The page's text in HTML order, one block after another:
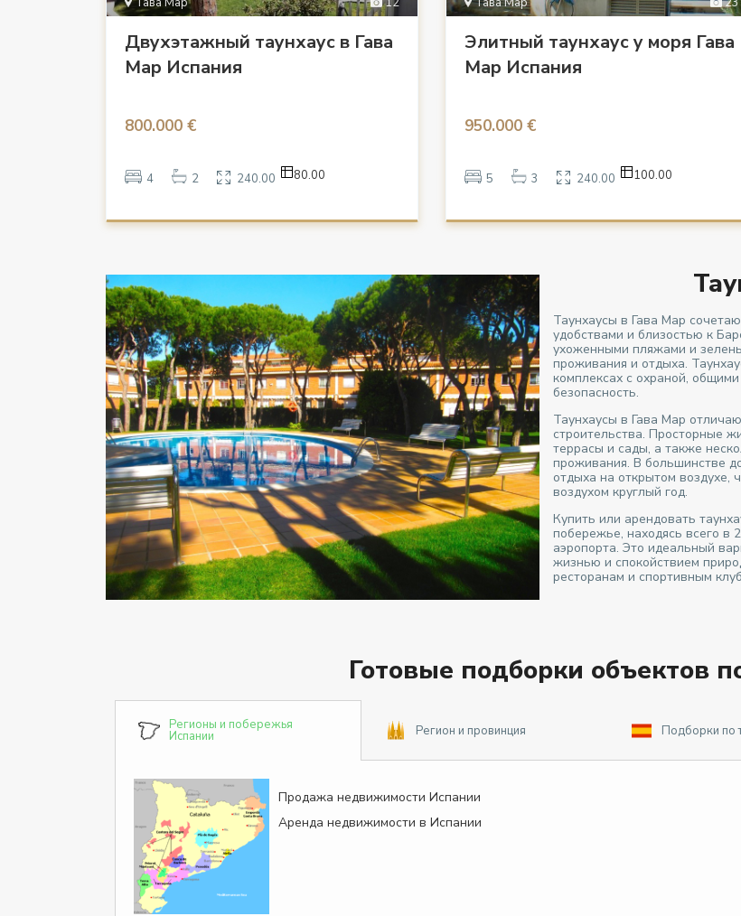
Двухэтажный таунхаус в Гава
Мар Испания
800.000 €
4 2 240.00 80.00
Элитный таунхаус у моря Гава
Мар Испания
950.000 €
5 3 240.00 100.00
Таунхаусы в Гава Мар
удобствами и близостью к
ухоженными пляжами и
проживания и отдыха.
комплексах с охраной,
безопасность.
Таунхаусы в Гава Мар
строительства. Просторные
террасы и сады, а также
проживания. В большинстве
отдыха на открытом воздухе,
воздухом круглый год.
Купить или арендовать
побережье, находясь всего в
аэропорта. Это идеальный
жизнью и спокойствием
ресторанам и спортивным
Готовые подборки объектов
Регионы и побережья
Испании Регион и провинция Подборки по
Продажа недвижимости Испании
Аренда недвижимости в Испании